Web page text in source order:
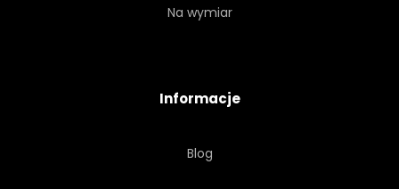
Na wymiar
Informacje
Blog